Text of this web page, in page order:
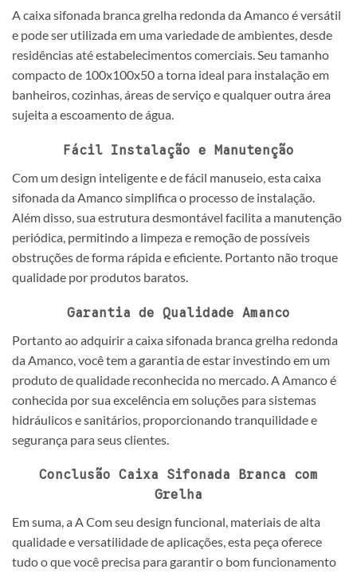
A caixa sifonada branca grelha redonda da Amanco é versátil
e pode ser utilizada em uma variedade de ambientes, desde
residências até estabelecimentos comerciais. Seu tamanho
compacto de 100x100x50 a torna ideal para instalação em
banheiros, cozinhas, áreas de serviço e qualquer outra área
sujeita a escoamento de água.
Fácil Instalação e Manutenção
Com um design inteligente e de fácil manuseio, esta caixa
sifonada da Amanco simplifica o processo de instalação.
Além disso, sua estrutura desmontável facilita a manutenção
periódica, permitindo a limpeza e remoção de possíveis
obstruções de forma rápida e eficiente. Portanto não troque
qualidade por produtos baratos.
Garantia de Qualidade Amanco
Portanto ao adquirir a caixa sifonada branca grelha redonda
da Amanco, você tem a garantia de estar investindo em um
produto de qualidade reconhecida no mercado. A Amanco é
conhecida por sua excelência em soluções para sistemas
hidráulicos e sanitários, proporcionando tranquilidade e
segurança para seus clientes.
Conclusão Caixa Sifonada Branca com
Grelha
Em suma, a A Com seu design funcional, materiais de alta
qualidade e versatilidade de aplicações, esta peça oferece
tudo o que você precisa para garantir o bom funcionamento